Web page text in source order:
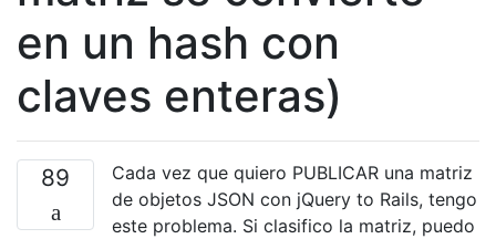
en un hash con
claves enteras)
89
Cada vez que quiero PUBLICAR una matriz
de objetos JSON con jQuery to Rails, tengo
este problema. Si clasifico la matriz, puedo